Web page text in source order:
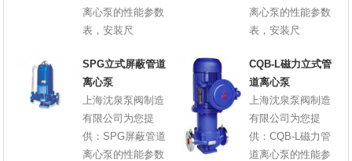
离心泵的性能参数
表，安装尺
离心泵的性能参数
表，安装尺
SPG立式屏蔽管道
离心泵
上海沈泉泵阀制造
有限公司为您提
供：SPG屏蔽管道
离心泵的性能参数
CQB-L磁力立式管
道离心泵
上海沈泉泵阀制造
有限公司为您提
供：CQB-L磁力管
道离心泵的性能参